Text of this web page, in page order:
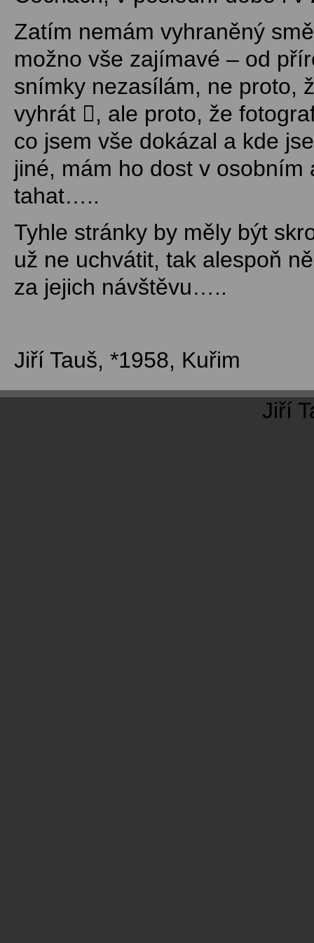
Zatím nemám vyhraněný
možno vše zajímavé – od
snímky nezasílám, ne proto,
vyhrát , ale proto, že
co jsem vše dokázal a kde
jiné, mám ho dost v
tahat…..
Tyhle stránky by měly být
už ne uchvátit, tak alespoň
za jejich návštěvu…..
Jiří Tauš, *1958, Kuřim
Jiří